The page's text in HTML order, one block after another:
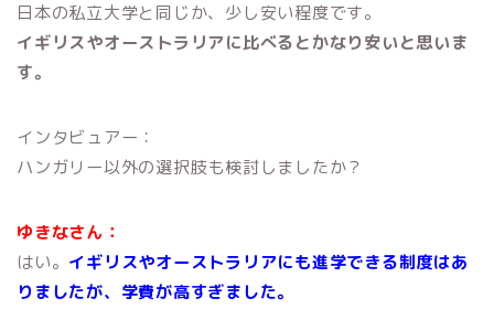
日本の私立大学と同じか、少し安い程度です。
イギリスやオーストラリアに比べるとかなり安いと思いま
す。
インタビュアー：
ハンガリー以外の選択肢も検討しましたか？
ゆきなさん：
はい。 イギリスやオーストラリアにも進学できる制度はあ
りましたが、学費が高すぎました。